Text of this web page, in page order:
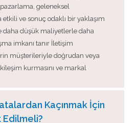
geleneksel
ve sonuç odaklı bir yaklaşım
daha düşük maliyetlerle daha
imkanı tanır İletişim
müşterileriyle doğrudan veya
kurmasını ve markal
Kaçınmak İçin